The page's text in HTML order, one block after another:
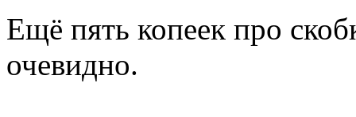
Ещё пять копеек про
очевидно.